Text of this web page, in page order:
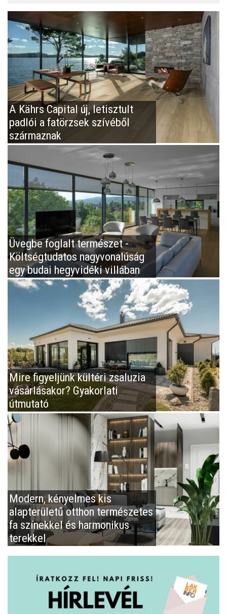
A Kährs Capital új, letisztult
padlói a fatörzsek szívéből
származnak
Üvegbe foglalt természet -
Költségtudatos nagyvonalúság
egy budai hegyvidéki villában
Mire figyeljünk kültéri zsaluzia
vásárlásakor? Gyakorlati
útmutató
Modern, kényelmes kis
alapterületű otthon természetes
fa színekkel és harmonikus
terekkel